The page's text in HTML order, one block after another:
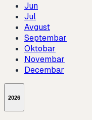
Jun
Jul
Avgust
Septembar
Oktobar
Novembar
Decembar
2026